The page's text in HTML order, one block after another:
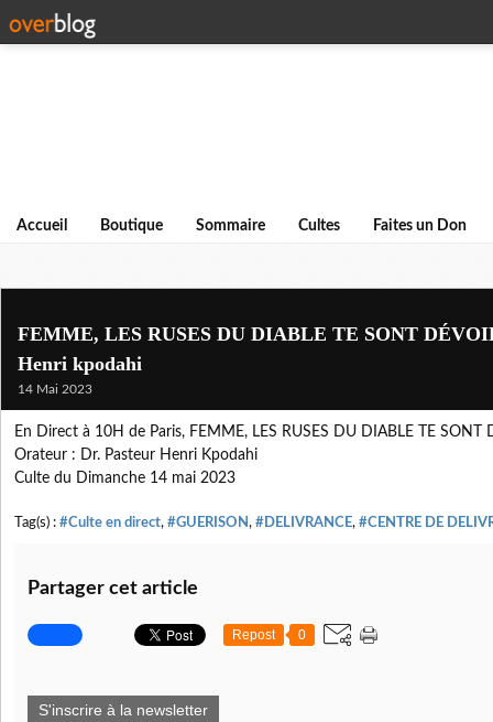
Accueil Boutique Sommaire Cultes Faites un Don
FEMME, LES RUSES DU DIABLE TE SONT
Henri kpodahi
14 Mai 2023
En Direct à 10H de Paris, FEMME, LES RUSES DU DIABLE TE SONT
Orateur : Dr. Pasteur Henri Kpodahi
Culte du Dimanche 14 mai 2023
Tag(s) : #Culte en direct, #GUERISON, #DELIVRANCE, #CENTRE DE
Partager cet article
Repost 0
S'inscrire à la newsletter